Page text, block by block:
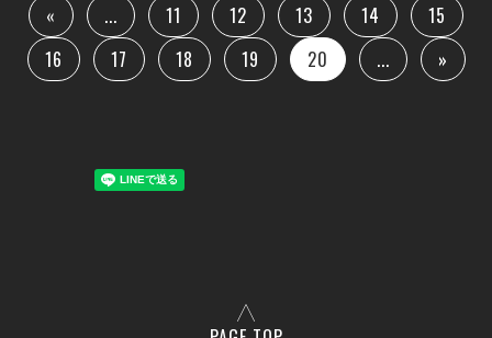
« ... 11 12 13 14
15
16
17 18 19 20 ... »